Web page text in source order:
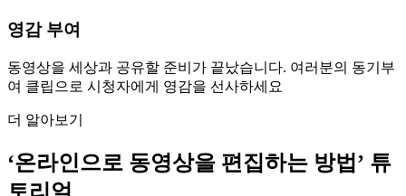
영감 부여
동영상을 세상과 공유할 준비가 끝났습니다. 여러분의 동기부
여 클립으로 시청자에게 영감을 선사하세요
더 알아보기
‘온라인으로 동영상을 편집하는 방법’ 튜